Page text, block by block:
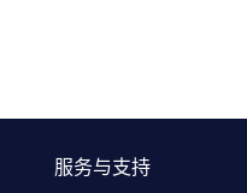
服务与支持